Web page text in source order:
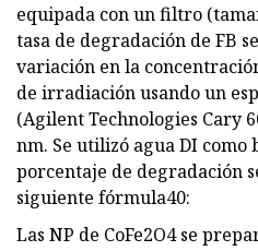
equipada con un filtro
tasa de degradación de FB
variación en la
de irradiación usando un
(Agilent Technologies Cary
nm. Se utilizó agua DI
porcentaje de degradación
siguiente fórmula40:
Las NP de CoFe2O4 se